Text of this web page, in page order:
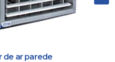
de ar parede